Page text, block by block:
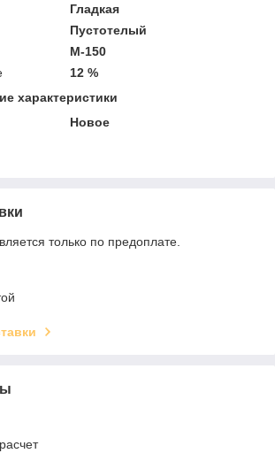
Гладкая
Пустотелый
М-150
12 %
характеристики
Новое
только по предоплате.